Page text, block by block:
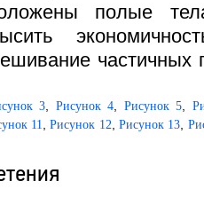
полые
частичных
3 Рисунок 4 Рисунок 5
11 ,Рисунок 12 ,Рисунок 13